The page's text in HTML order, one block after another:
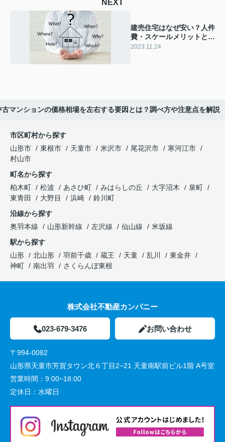
NEXT
建売住宅はなぜ安い？人件
費・スケールメリットとそ
の他の理由を解説
2023.11.24
古マンションの価格相場を左右する要因とは？調べ方や注意点を解説
市区町村から探す
山形市
東根市 天童市 米沢市 尾花沢市
寒河江市
村山市
町名から探す
柏木町
松波 あさひ町 みはらしの丘 大字沼木
泉町
東青田
大野目 浜崎
鈴川町
沿線から探す
奥羽本線
山形新幹線 左沢線 仙山線
米坂線
駅から探す
山形
北山形 羽前千歳 蔵王 天童 乱川
東金井
神町
南出羽 さくらんぼ東根
株式会社不動産カンパニー
023-679-3476 お問い合わせ
〒994-0082
山形県天童市芳賀タウン北６丁目2−21 天童南駅前ビル1階 A号室
営業時間： 9:00~18:00
定休日： 水曜日